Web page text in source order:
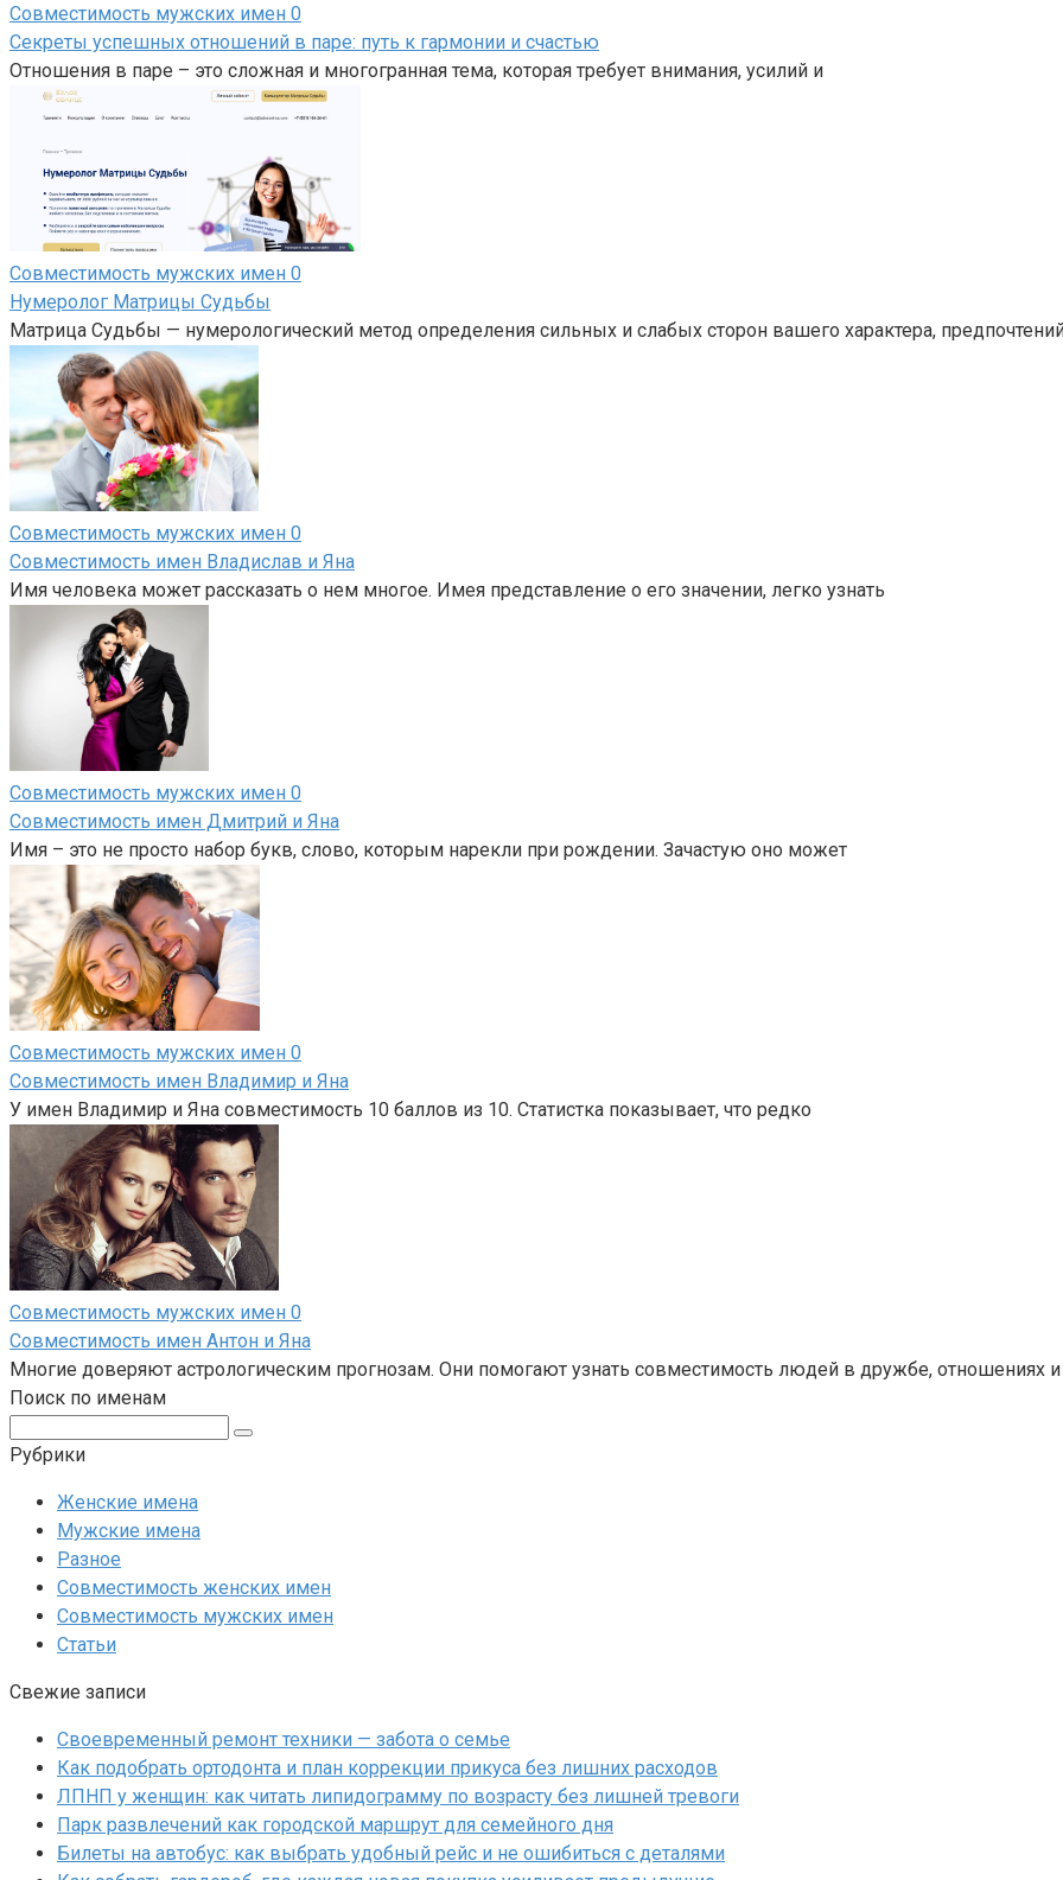
Совместимость мужских имен 0
Секреты успешных отношений в паре: путь к гармонии и счастью
Отношения в паре – это сложная и многогранная тема, которая требует внимания, усилий и
Совместимость мужских имен 0
Нумеролог Матрицы Судьбы
Матрица Судьбы — нумерологический метод определения сильных и слабых сторон вашего характера,
Совместимость мужских имен 0
Совместимость имен Владислав и Яна
Имя человека может рассказать о нем многое. Имея представление о его значении, легко узнать
Совместимость мужских имен 0
Совместимость имен Дмитрий и Яна
Имя – это не просто набор букв, слово, которым нарекли при рождении. Зачастую оно может
Совместимость мужских имен 0
Совместимость имен Владимир и Яна
У имен Владимир и Яна совместимость 10 баллов из 10. Статистка показывает, что редко
Совместимость мужских имен 0
Совместимость имен Антон и Яна
Многие доверяют астрологическим прогнозам. Они помогают узнать совместимость людей в дружбе, отношениях
Поиск по именам
Рубрики
Женские имена
Мужские имена
Разное
Совместимость женских имен
Совместимость мужских имен
Статьи
Свежие записи
Своевременный ремонт техники — забота о семье
Как подобрать ортодонта и план коррекции прикуса без лишних расходов
ЛПНП у женщин: как читать липидограмму по возрасту без лишней тревоги
Парк развлечений как городской маршрут для семейного дня
Билеты на автобус: как выбрать удобный рейс и не ошибиться с деталями